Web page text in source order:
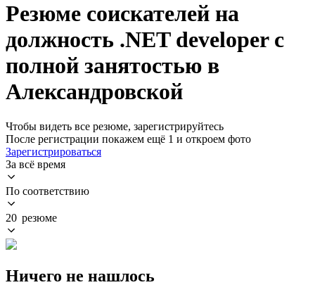
Резюме соискателей на
должность .NET developer с
полной занятостью в
Александровской
Чтобы видеть все резюме, зарегистрируйтесь
После регистрации покажем ещё 1 и откроем фото
Зарегистрироваться
За всё время
По соответствию
20 резюме
Ничего не нашлось